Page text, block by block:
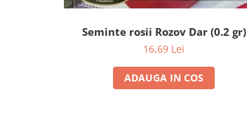
Seminte rosii Rozov Dar (0.2 gr)
16,69 Lei
ADAUGA IN COS